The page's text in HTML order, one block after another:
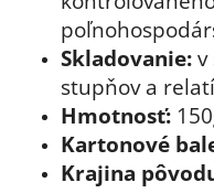
Skladovanie: v
stupňov a
Hmotnosť:
Kartonové
Krajina